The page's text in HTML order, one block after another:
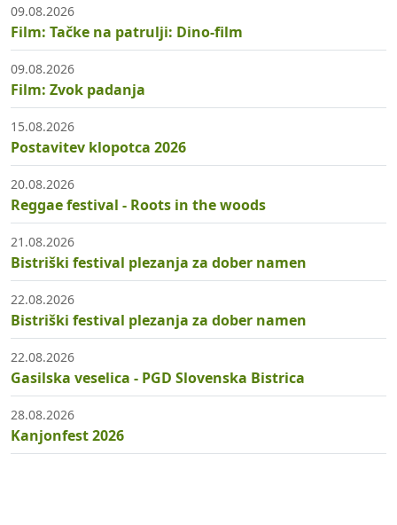
09.08.2026
Film: Tačke na patrulji: Dino-film
09.08.2026
Film: Zvok padanja
15.08.2026
Postavitev klopotca 2026
20.08.2026
Reggae festival - Roots in the woods
21.08.2026
Bistriški festival plezanja za dober namen
22.08.2026
Bistriški festival plezanja za dober namen
22.08.2026
Gasilska veselica - PGD Slovenska Bistrica
28.08.2026
Kanjonfest 2026